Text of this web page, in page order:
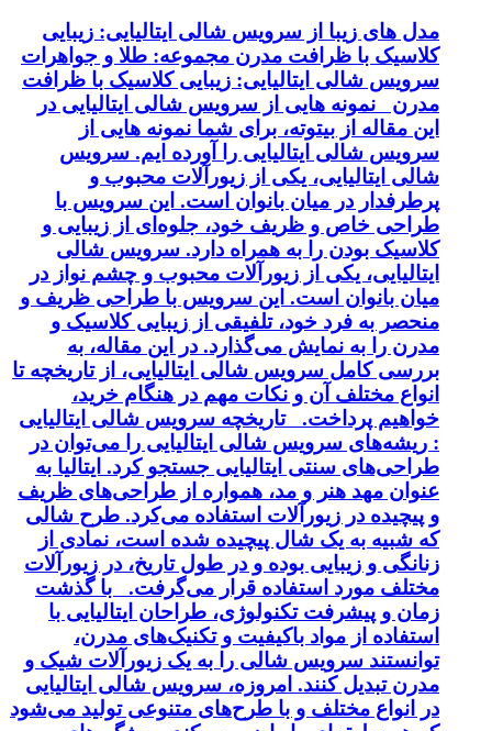
مدل های زیبا از سرویس شالی ایتالیایی: زیبایی
کلاسیک با ظرافت مدرن مجموعه: طلا و جواهرات
سرویس شالی ایتالیایی: زیبایی کلاسیک با ظرافت
مدرن نمونه هایی از سرویس شالی ایتالیایی در
این مقاله از بیتوته، برای شما نمونه هایی از
سرویس شالی ایتالیایی را آورده ایم. سرویس
شالی ایتالیایی، یکی از زیورآلات محبوب و
پرطرفدار در میان بانوان است. این سرویس با
طراحی خاص و ظریف خود، جلوه‌ای از زیبایی و
کلاسیک بودن را به همراه دارد. سرویس شالی
ایتالیایی، یکی از زیورآلات محبوب و چشم نواز در
میان بانوان است. این سرویس با طراحی ظریف و
منحصر به فرد خود، تلفیقی از زیبایی کلاسیک و
مدرن را به نمایش می‌گذارد. در این مقاله، به
بررسی کامل سرویس شالی ایتالیایی، از تاریخچه تا
انواع مختلف آن و نکات مهم در هنگام خرید،
خواهیم پرداخت. تاریخچه سرویس شالی ایتالیایی
: ریشه‌های سرویس شالی ایتالیایی را می‌توان در
طراحی‌های سنتی ایتالیایی جستجو کرد. ایتالیا به
عنوان مهد هنر و مد، همواره از طراحی‌های ظریف
و پیچیده در زیورآلات استفاده می‌کرد. طرح شالی
که شبیه به یک شال پیچیده شده است، نمادی از
زنانگی و زیبایی بوده و در طول تاریخ، در زیورآلات
مختلف مورد استفاده قرار می‌گرفت. با گذشت
زمان و پیشرفت تکنولوژی، طراحان ایتالیایی با
استفاده از مواد باکیفیت و تکنیک‌های مدرن،
توانستند سرویس شالی را به یک زیورآلات شیک و
مدرن تبدیل کنند. امروزه، سرویس شالی ایتالیایی
در انواع مختلف و با طرح‌های متنوعی تولید می‌شود